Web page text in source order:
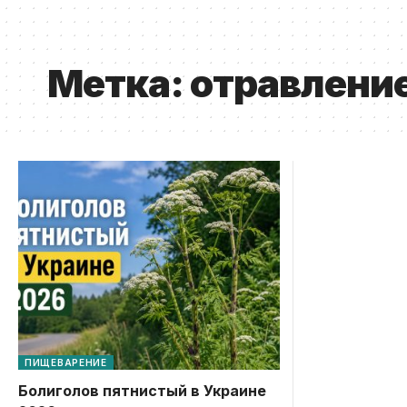
Метка:
ПИЩЕВАРЕНИЕ
Болиголов пятнистый в Украине